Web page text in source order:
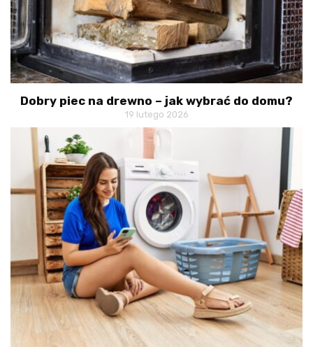
Dobry piec na drewno – jak wybrać do domu?
19 lutego 2026